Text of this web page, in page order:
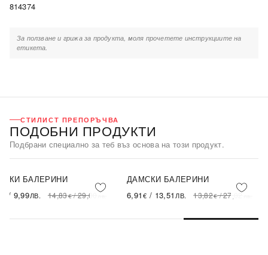
814374
За ползване и грижа за продукта, моля прочетете инструкциите на
етикета.
СТИЛИСТ ПРЕПОРЪЧВА
ПОДОБНИ ПРОДУКТИ
Подбрани специално за теб въз основа на този продукт.
SALE
БАЛЕРИНИ
/ 9,99ЛВ. 14,83€/29,00
-50% SALE
ДАМСКИ БАЛЕРИНИ
6,91 € / 13,51 ЛВ. 13,82€/27,02